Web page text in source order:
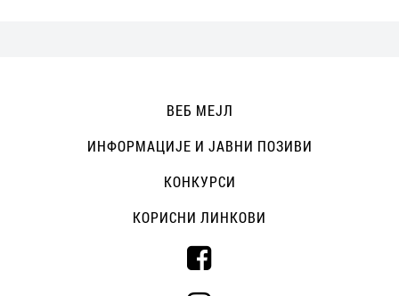
ВЕБ МЕЈЛ
ИНФОРМАЦИЈЕ И ЈАВНИ ПОЗИВИ
КОНКУРСИ
КОРИСНИ ЛИНКОВИ